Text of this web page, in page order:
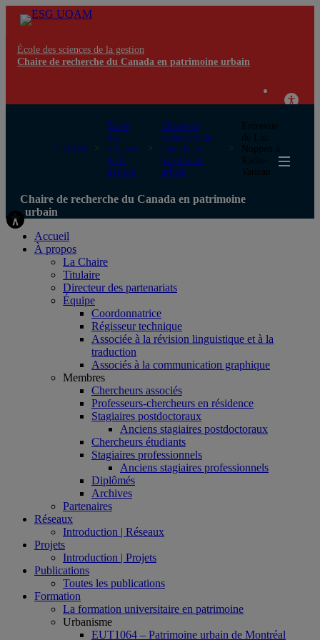
École des sciences de la gestion
Chaire de recherche du Canada en patrimoine urbain
UQAM
École
des
sciences
de la
gestion
Chaire de
recherche du
Canada en
patrimoine
urbain
Entrevue
de Luc
Noppen à
Radio-
Vatican
Chaire de recherche du Canada en patrimoine
urbain
Accueil
À propos
La Chaire
Titulaire
Directeur des partenariats
Équipe
Coordonnatrice
Régisseur technique
Associée à la révision linguistique et à la
traduction
Associés à la communication graphique
Membres
Chercheurs associés
Professeurs-chercheurs en résidence
Stagiaires postdoctoraux
Anciens stagiaires postdoctoraux
Chercheurs étudiants
Stagiaires professionnels
Anciens stagiaires professionnels
Diplômés
Archives
Partenaires
Réseaux
Introduction | Réseaux
Projets
Introduction | Projets
Publications
Toutes les publications
Formation
La formation universitaire en patrimoine
Urbanisme
EUT1064 – Patrimoine urbain de Montréal